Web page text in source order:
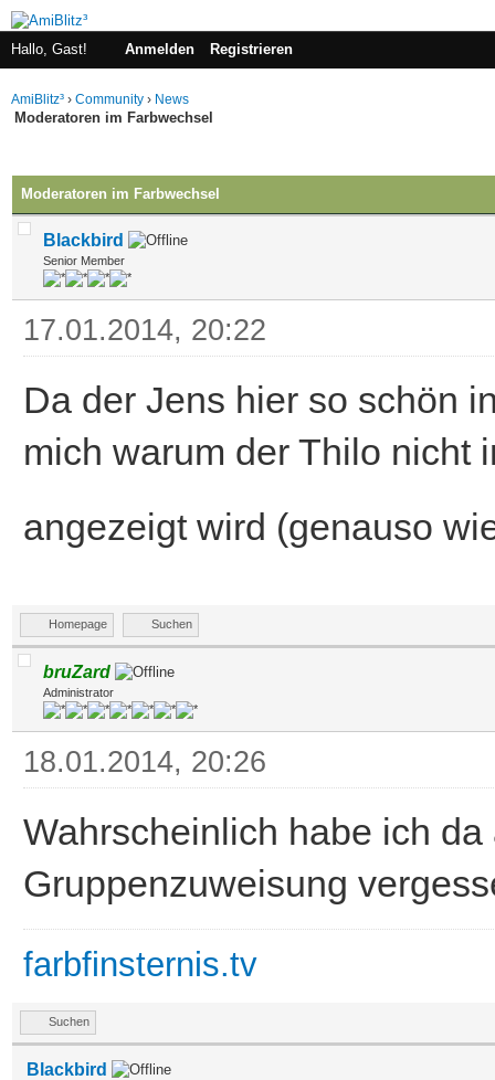
Hallo, Gast! Anmelden Registrieren
AmiBlitz³ › Community › News
Moderatoren im Farbwechsel
Moderatoren im Farbwechsel
Blackbird
Senior Member
17.01.2014, 20:22
Da der Jens hier so schön
mich warum der Thilo nicht
angezeigt wird (genauso
Homepage Suchen
bruZard
Administrator
18.01.2014, 20:26
Wahrscheinlich habe ich
Gruppenzuweisung
farbfinsternis.tv
Suchen
Blackbird